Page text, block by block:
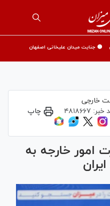
🟡 جنایت میدان علیخانی اصفهان
خارجی
خبر: ۴۸۱۸۶۶۷ چاپ
امور خارجه به